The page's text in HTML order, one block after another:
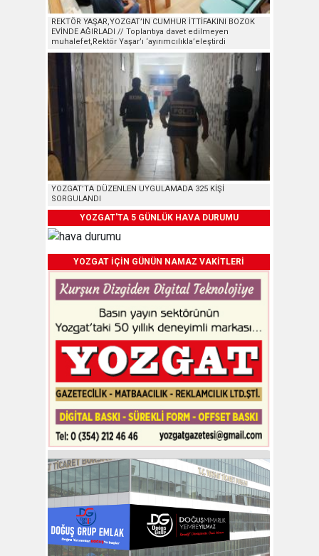
REKTÖR YAŞAR,YOZGAT’IN CUMHUR İTTİFAKINI BOZOK
EVİNDE AĞIRLADI // Toplantıya davet edilmeyen
muhalefet,Rektör Yaşar’ı ‘ayırımcılıkla’eleştirdi
YOZGAT’TA DÜZENLEN UYGULAMADA 325 KİŞİ
SORGULANDI
YOZGAT'TA 5 GÜNLÜK HAVA DURUMU
YOZGAT İÇİN GÜNÜN NAMAZ VAKİTLERİ